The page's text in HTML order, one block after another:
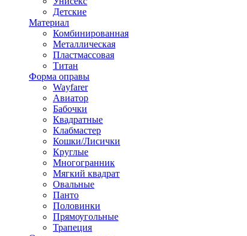
Детские
Материал
Комбинированная
Металлическая
Пластмассовая
Титан
Форма оправы
Wayfarer
Авиатор
Бабочки
Квадратные
Клабмастер
Кошки/Лисички
Круглые
Многогранник
Мягкий квадрат
Овальные
Панто
Половинки
Прямоугольные
Трапеция